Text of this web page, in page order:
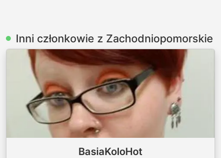
Inni członkowie z Zachodniopomorskie
BasiaKoloHot